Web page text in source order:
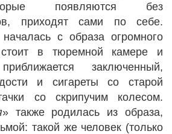
появляются без
приходят сами по себе.
с образа огромного
стоит в тюремной камере и
заключенный,
и сигареты со старой
со скрипучим колесом.
» также родилась из образа,
такой же человек (только